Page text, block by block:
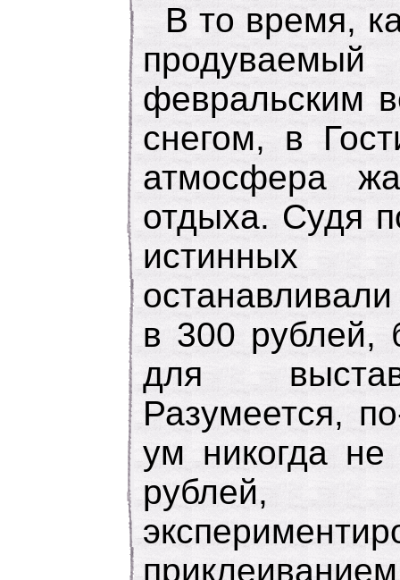
В то время,
февральским
снегом, в
атмосфера
отдыха. Судя
истинных
в 300 рублей,
для
Разумеется,
ум никогда не